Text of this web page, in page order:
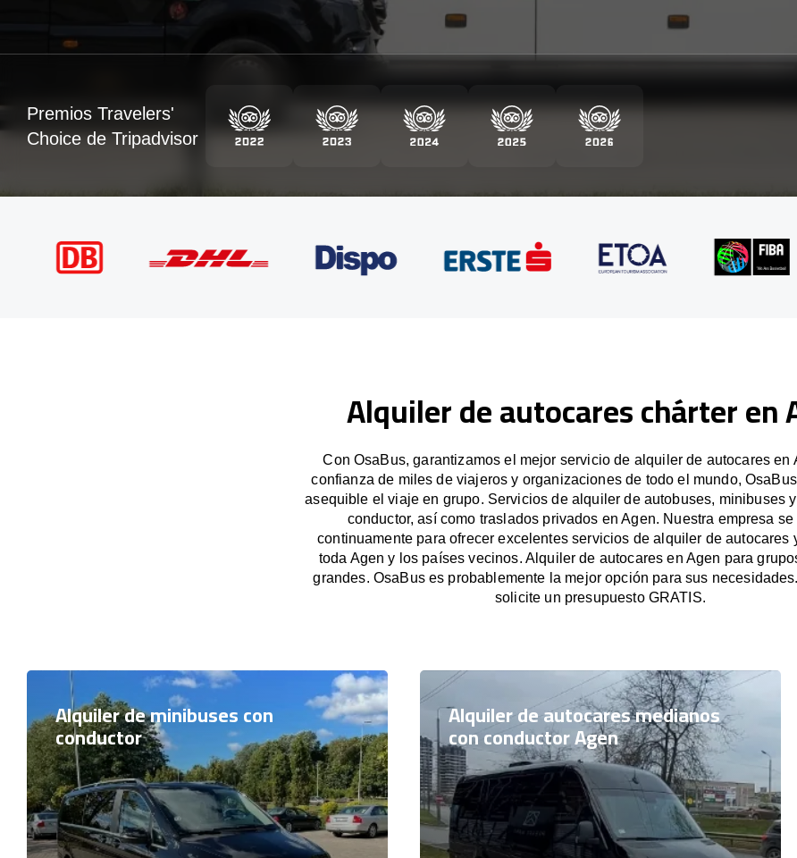
Premios Travelers'
Choice de Tripadvisor
Alquiler de autocares chárter en
Con OsaBus, garantizamos el mejor servicio de alquiler de autocares en
confianza de miles de viajeros y organizaciones de todo el mundo,
asequible el viaje en grupo. Servicios de alquiler de autobuses, minibuses
conductor, así como traslados privados en Agen. Nuestra empresa
continuamente para ofrecer excelentes servicios de alquiler de autocares
toda Agen y los países vecinos. Alquiler de autocares en Agen para
grandes. OsaBus es probablemente la mejor opción para sus
solicite un presupuesto GRATIS.
Alquiler de minibuses con
conductor
Alquiler de autocares medianos
con conductor Agen